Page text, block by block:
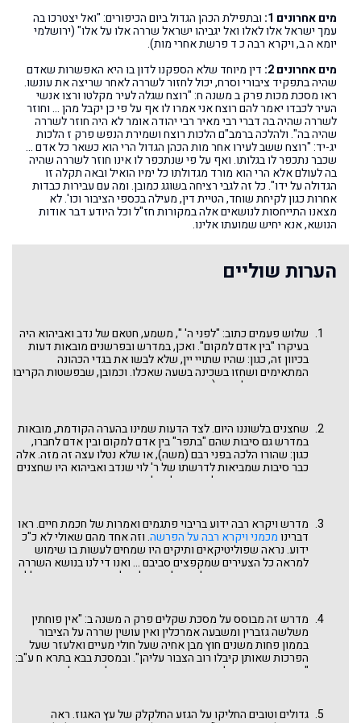
מים אחרונים 1:
ובתפילת הכהן הגדול ביום הכיפורים: "ואל יצטרכו בה
עמך ישראל אלו לאלו ואל יגביהו ישראל שררה אלו על אלו" (ירושלמי
יומא ה ב, ויקרא רבה כ ד פרשת אחרי מות).
מים אחרונים 2:
דין מיוחד שלא הספקנו לדון בו היא האפשרות שאדם
שהיה בתפקיד ציבורי וסרח, יכול לחזור לשררה לאחר שריצה את עונשו.
ראו מסכת מכות פרק ב משנה ח: "רוצח שגלה לעיר מקלטו ורצו אנשי
העיר לכבדו יאמר להם רוצח אני אמרו לו אף על פי כן יקבל מהן … וחוזר
לשררה שהיה בה דברי רבי מאיר רבי יהודה אומר לא היה חוזר לשררה
שהיה בה". ולהלכה ברמב"ם הלכות רוצח ושמירת הנפש פרק ז הלכות
יג-יד: "רוצח ששב לעירו אחר מות הכהן הגדול הרי הוא כשאר כל אדם …
שכבר נתכפר לו בגלותו. ואף על פי שנתכפר לו אינו חוזר לשררה שהיה
בה לעולם אלא הרי הוא מורד מגדולתו כל ימיו הואיל ובאה תקלה זו
הגדולה על ידו". כל זה לגבי רציחה בשוגג כמובן. ומה עם עבירות כבדות
אחרות כגון לקיחת שוחד, הטיית דין, מעילה בכספי הציבור וכו'. לא
מצאנו התייחסות לנושאים אלה במקורות חז"ל וכל היודע דבר אודות
הנושא, אנא יחיש שמועתו אלינו.
הערות שוליים
שלוש פעמים כתוב: "לפני ה' ", משמע, חטאם של נדב ואביהוא היה
בעיקרו "בין אדם למקום". ואכן, במדרש ובפרשנים מובאות דעות
בכיוון זה, כגון: שהיו שתויי יין, שלא לבשו את בגדי הכהונה
המתאימים ושחזו בשכינה בשעה שאכלו. וכמובן, שבפשטות הקריבו
קטורת היכן שלא צוו (השווה עם קרח ועדתו, זו העצה שמשה נותן
שחצנים בלשוננו היום. לצד הדעות שמינו בהערה הקודמת, מובאות
במדרש גם סיבות שהם "בתפר" בין אדם למקום ובין אדם לחברו,
כגון: שהורו הלכה בפני רבם (משה), או שלא נטלו עצה זה מזה. אלה
כבר סיבות שמביאות לדרשתו של ר' לוי שנדב ואביהוא היו שחצנים
ויהירים. ומכאן הדרך לשאיפה לנטילת השררה, קרובה מאד. ודווקא
מדרש ויקרא רבה ידוע בריבוי פתגמים ואמרות של חכמת חיים. ראו
דברינומכמני ויקרא רבה על הפרשה. וזה אחד מהם שאולי לא כ"כ
ידוע. נראה שפוליטיקאים ותיקים היו שמחים לעשות בו שימוש
למראה כל הצעירים שמקפצים סביבם ... ואנו די לנו בנושא השררה
שביקשו נדב ואביהוא על מנת לצאת ולהפליג קמעא בנושא הכללי
למשהו ספציפי יותר שאיננו מכירים.
מדרש זה מבוסס על מסכת שקלים פרק ה משנה ב: "אין פוחתין
משלשה גזברין ומשבעה אמרכלין ואין עושין שררה על הציבור
בממון פחות משנים חוץ מבן אחיה שעל חולי מעיים ואלעזר שעל
הפרכות שאותן קיבלו רוב הצבור עליהן". ובמסכת בבא בתרא ח ע"ב:
"תנו רבנן: קופה של צדקה נגבית בשנים ומתחלקת בשלושה, נגבית
משום שצדקה היא "דיני נפשות". אבל משמע שאם האדם אמין
גדולים וטובים החליקו על הגזע החלקלק של עץ האגוז. ראה